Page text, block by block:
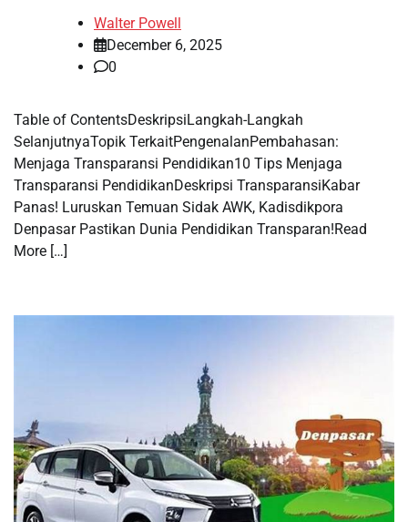
Walter Powell
December 6, 2025
0
Table of ContentsDeskripsiLangkah-Langkah
SelanjutnyaTopik TerkaitPengenalanPembahasan:
Menjaga Transparansi Pendidikan10 Tips Menjaga
Transparansi PendidikanDeskripsi TransparansiKabar
Panas! Luruskan Temuan Sidak AWK, Kadisdikpora
Denpasar Pastikan Dunia Pendidikan Transparan!Read
More […]